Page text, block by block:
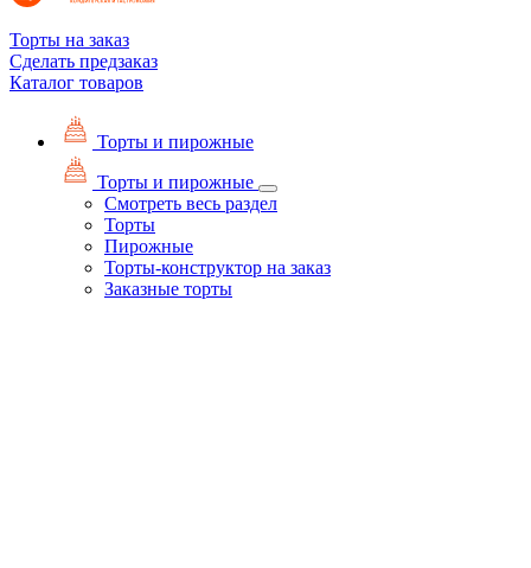
Торты на заказ
Сделать предзаказ
Каталог товаров
Торты и пирожные
Торты и пирожные
Смотреть весь раздел
Торты
Пирожные
Торты-конструктор на заказ
Заказные торты